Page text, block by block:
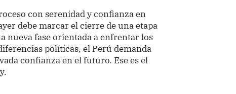
con serenidad y confianza en
debe marcar el cierre de una etapa
nueva fase orientada a enfrentar los
políticas, el Perú demanda
confianza en el futuro. Ese es el